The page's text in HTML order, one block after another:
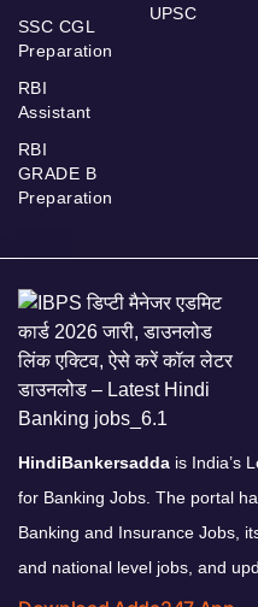
SSC CGL
Preparation
RBI
Assistant
RBI
GRADE B
Preparation
UPSC
HindiBankersadda is India’s
for Banking Jobs. The portal
Banking and Insurance Jobs,
and national level jobs, and